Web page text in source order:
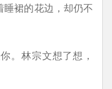
裙的花边，却仍不
。林宗文想了想，